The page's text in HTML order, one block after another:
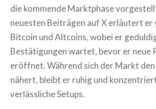
die kommende Marktphase
neuesten Beiträgen auf X erläutert er
Bitcoin und Altcoins, wobei er
Bestätigungen wartet, bevor er neue
eröffnet. Während sich der Markt
nähert, bleibt er ruhig und
verlässliche Setups.